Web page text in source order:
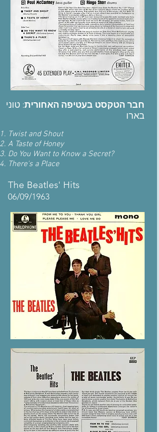
חבר הטקסט בעטיפה האחורית: טוני
בארו
Twist and Shout
A Taste of Honey
Do You Want to Know a Secret?
There's a Place
The Beatles' Hits
06/09/1963